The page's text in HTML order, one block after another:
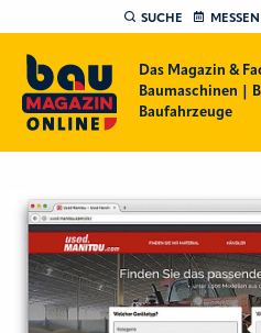
SUCHE MESSEN
Das Magazin &
Baumaschinen |
Baufahrzeuge